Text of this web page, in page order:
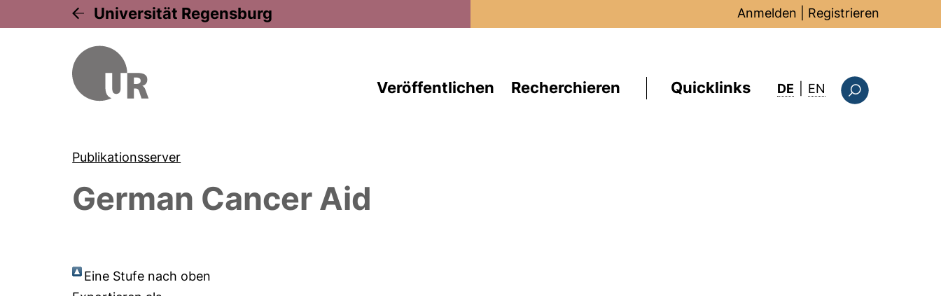
Universität Regensburg Anmelden Registrieren
Veröffentlichen Recherchieren Quicklinks DE EN : this page in
Publikationsserver
German Cancer Aid
Eine Stufe nach oben